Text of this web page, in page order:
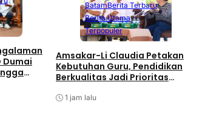
Dumai
BatamBerita Terbaru
Berita Utama
Terpopuler
Amsakar-Li Claudia Petakan
Kebutuhan Guru, Pendidikan
Berkualitas Jadi Prioritas
1 jam lalu